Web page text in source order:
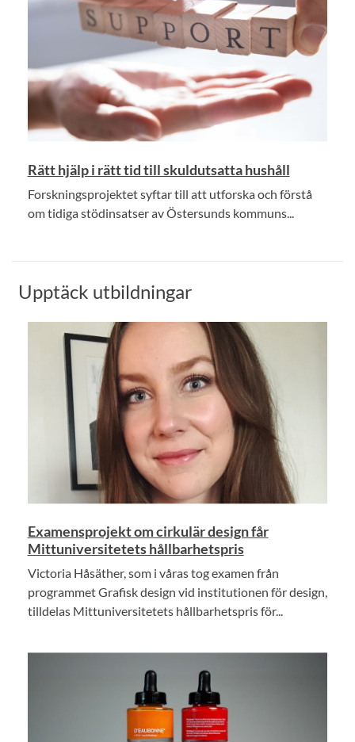
Rätt hjälp i rätt tid till skuldutsatta hushåll
Forskningsprojektet syftar till att utforska och förstå
om tidiga stödinsatser av Östersunds kommuns...
Upptäck utbildningar
Examensprojekt om cirkulär design får
Mittuniversitetets hållbarhetspris
Victoria Håsäther, som i våras tog examen från
programmet Grafisk design vid institutionen för design,
tilldelas Mittuniversitetets hållbarhetspris för...